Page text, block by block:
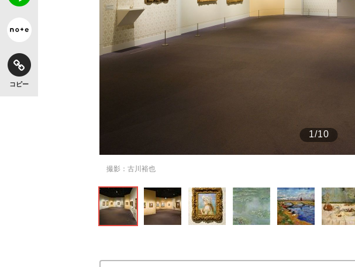
「目標達成できなかったからと言って…」サッカー日本代表・森保一
コピー
1/10
撮影：古川裕也